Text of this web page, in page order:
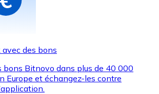
des bons
bons Bitnovo dans plus de 40 000
Europe et échangez-les contre